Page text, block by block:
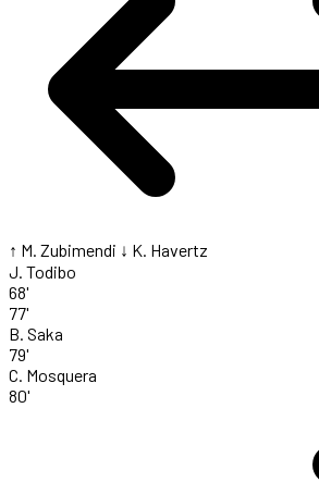
↑ M. Zubimendi ↓ K. Havertz
J. Todibo
68'
77'
B. Saka
79'
C. Mosquera
80'